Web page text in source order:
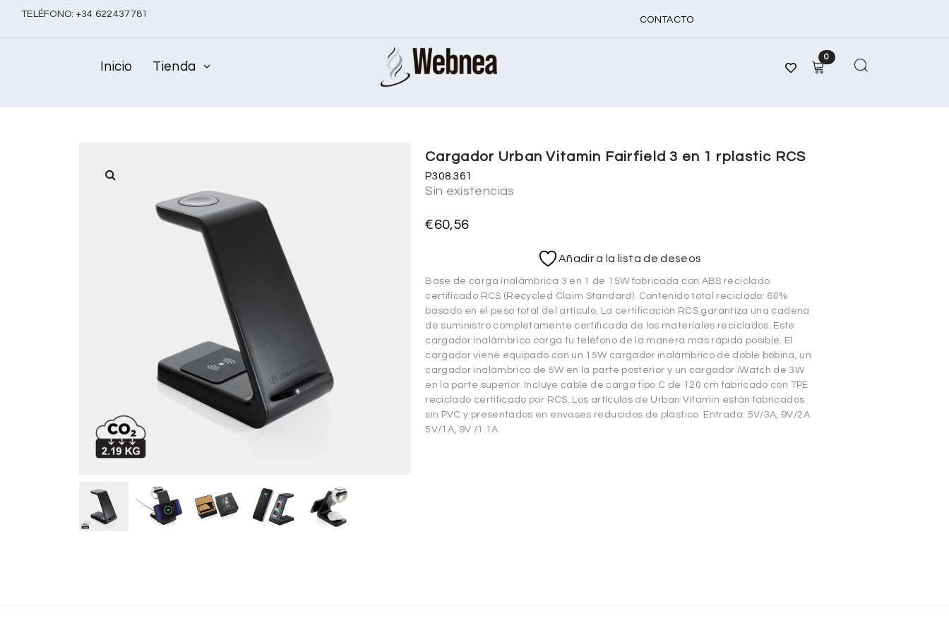
TELÉFONO: +34 622437781
CONTACTO
Inicio Tienda
0
Cargador Urban Vitamin Fairfield 3 en 1 rplastic RCS
P308.361
Sin existencias
€60,56
Añadir a la lista de deseos
Base de carga inalámbrica 3 en 1 de 15W fabricada con ABS reciclado
certificado RCS (Recycled Claim Standard). Contenido total reciclado: 60%
basado en el peso total del artículo. La certificación RCS garantiza una cadena
de suministro completamente certificada de los materiales reciclados. Este
cargador inalámbrico carga tu teléfono de la manera más rápida posible. El
cargador viene equipado con un 15W cargador inalámbrico de doble bobina, un
cargador inalámbrico de 5W en la parte posterior y un cargador iWatch de 3W
en la parte superior. Incluye cable de carga tipo C de 120 cm fabricado con TPE
reciclado certificado por RCS. Los artículos de Urban Vitamin están fabricados
sin PVC y presentados en envases reducidos de plástico. Entrada: 5V/3A, 9V/2A
5V/1A, 9V /1.1A